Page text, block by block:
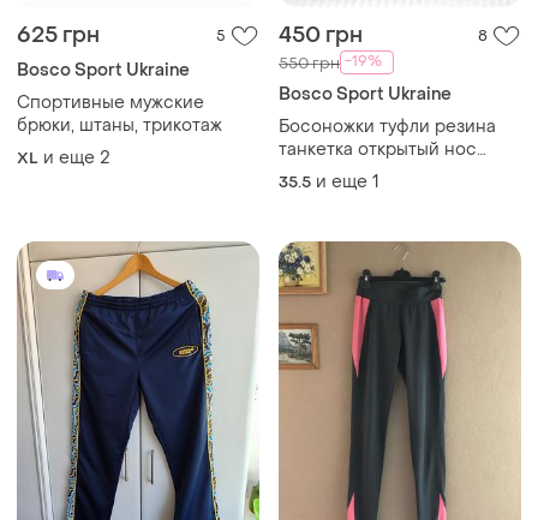
625 грн 5
Bosco Sport Ukraine
Спортивные мужские
брюки, штаны, трикотаж
XL и еще 2
450 грн 8
550 грн -19%
Bosco Sport Ukraine
Босоножки туфли резина
танкетка открытый нос
mixfeel 36р
35.5 и еще 1